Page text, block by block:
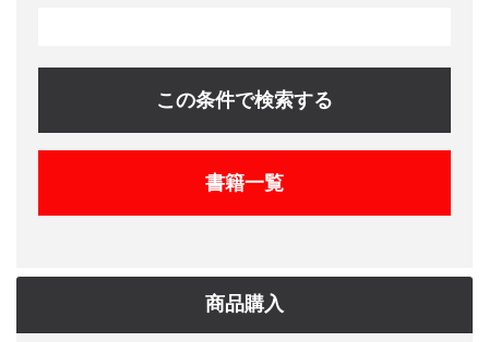
この条件で検索する
書籍一覧
商品購入